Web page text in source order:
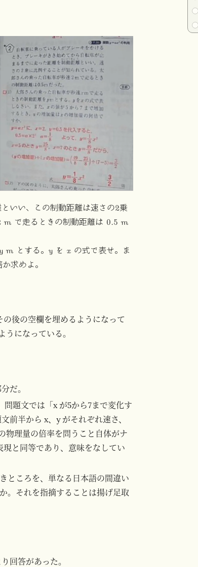
いい、この制動距離は速さの2乗
m で走るときの制動距離は 0.5 m
m とする。y を x の式で表せ。ま
求めよ。
後の空欄を埋めるようになって
になっている。
だ。
問題文では「x が5から7まで変化す
前半から x、y がそれぞれ速さ、
物理量の倍率を問うこと自体がナ
と同等であり、意味をなしてい
ところを、単なる日本語の間違い
。それを指摘することは揚げ足取
回答があった。